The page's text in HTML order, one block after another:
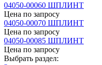
04050-00060 ШПЛИНТ
Цена по запросу
04050-00070 ШПЛИНТ
Цена по запросу
04050-00085 ШПЛИНТ
Цена по запросу
Выбрать раздел: